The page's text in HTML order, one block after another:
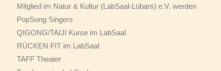
Mitglied im Natur & Kultur (LabSaal-Lübars) e.V. werden
PopSong Singers
QIGONG/TAIJI Kurse im LabSaal
RÜCKEN FIT im LabSaal
TAFF Theater